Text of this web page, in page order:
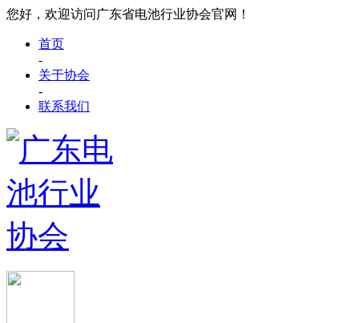
您好，欢迎访问广东省电池行业协会官网！
首页
-
关于协会
-
联系我们